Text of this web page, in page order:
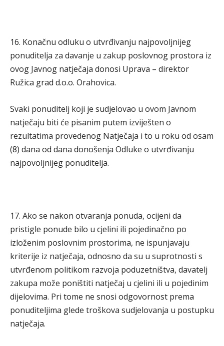
16. Konačnu odluku o utvrđivanju najpovoljnijeg
ponuditelja za davanje u zakup poslovnog prostora iz
ovog Javnog natječaja donosi Uprava – direktor
Ružica grad d.o.o. Orahovica.
Svaki ponuditelj koji je sudjelovao u ovom Javnom
natječaju biti će pisanim putem izviješten o
rezultatima provedenog Natječaja i to u roku od osam
(8) dana od dana donošenja Odluke o utvrđivanju
najpovoljnijeg ponuditelja.
17. Ako se nakon otvaranja ponuda, ocijeni da
pristigle ponude bilo u cjelini ili pojedinačno po
izloženim poslovnim prostorima, ne ispunjavaju
kriterije iz natječaja, odnosno da su u suprotnosti s
utvrđenom politikom razvoja poduzetništva, davatelj
zakupa može poništiti natječaj u cjelini ili u pojedinim
dijelovima. Pri tome ne snosi odgovornost prema
ponuditeljima glede troškova sudjelovanja u postupku
natječaja.